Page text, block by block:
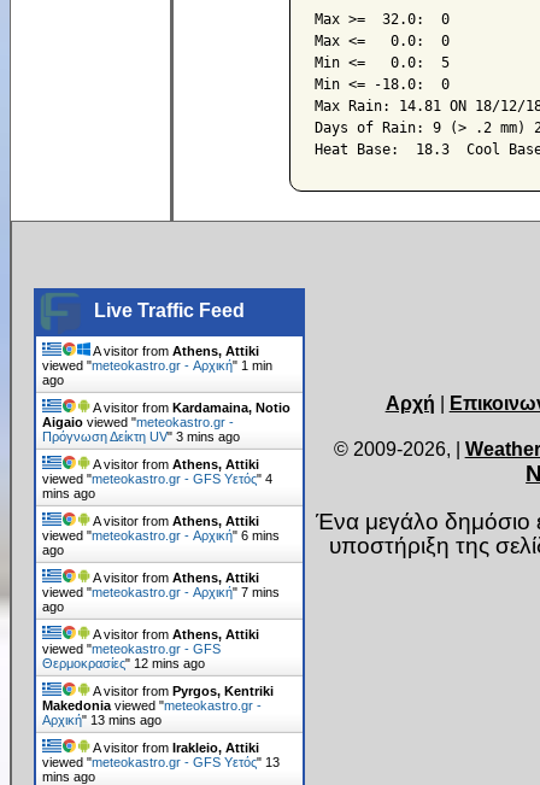
Max >=  32.0:  0
Max <=   0.0:  0
Min <=   0.0:  5
Min <= -18.0:  0
Max Rain: 14.81 ON 18/12/
Days of Rain: 9 (> .2 mm)
Live Traffic Feed
A visitor fromAthens, Attiki
viewed "meteokastro.gr - Αρχική" 1 min
ago
A visitor fromKardamaina, Notio
Aigaio viewed "meteokastro.gr -
Πρόγνωση Δείκτη UV"3 mins ago
A visitor fromAthens, Attiki
viewed "meteokastro.gr - GFS Υετός"4
mins ago
A visitor fromAthens, Attiki
viewed "meteokastro.gr - Αρχική"6 mins
ago
A visitor fromAthens, Attiki
viewed "meteokastro.gr - Αρχική"7 mins
ago
A visitor fromAthens, Attiki
viewed "meteokastro.gr - GFS
Θερμοκρασίες" 12 mins ago
A visitor fromPyrgos, Kentriki
Makedonia viewed "meteokastro.gr -
Αρχική" 13 mins ago
A visitor fromIrakleio, Attiki
viewed "meteokastro.gr - GFS Υετός" 13
mins ago
Αρχή |
© 2009-2026, |
Ένα μεγάλο δημόσιο
υποστήριξη της